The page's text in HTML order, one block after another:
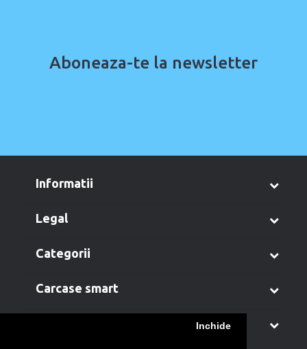
Inchide
Aboneaza-te la newsletter
informatii
legal
categorii
carcase smart